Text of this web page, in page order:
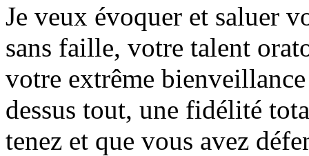
Je veux évoquer et saluer
sans faille, votre talent
votre extrême
dessus tout, une fidélité
tenez et que vous avez